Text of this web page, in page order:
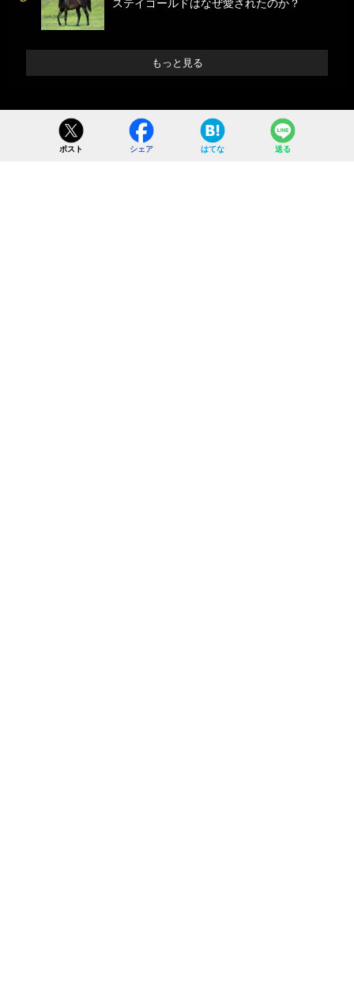
ステイゴールドはなぜ愛されたのか？
もっと見る
ポスト シェア はてな 送る